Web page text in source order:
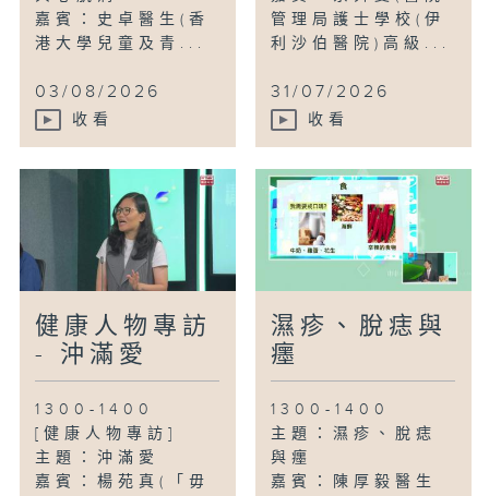
嘉賓：史卓醫生(香
港大學兒童及青...
03/08/2026
收看
管理局護士學校(伊
利沙伯醫院)高級...
31/07/2026
收看
健康人物專訪
- 沖滿愛
1300-1400
[健康人物專訪]
主題：沖滿愛
嘉賓：楊苑真(「毋
濕疹、脫痣與
癦
1300-1400
主題：濕疹、脫痣
與癦
嘉賓：陳厚毅醫生